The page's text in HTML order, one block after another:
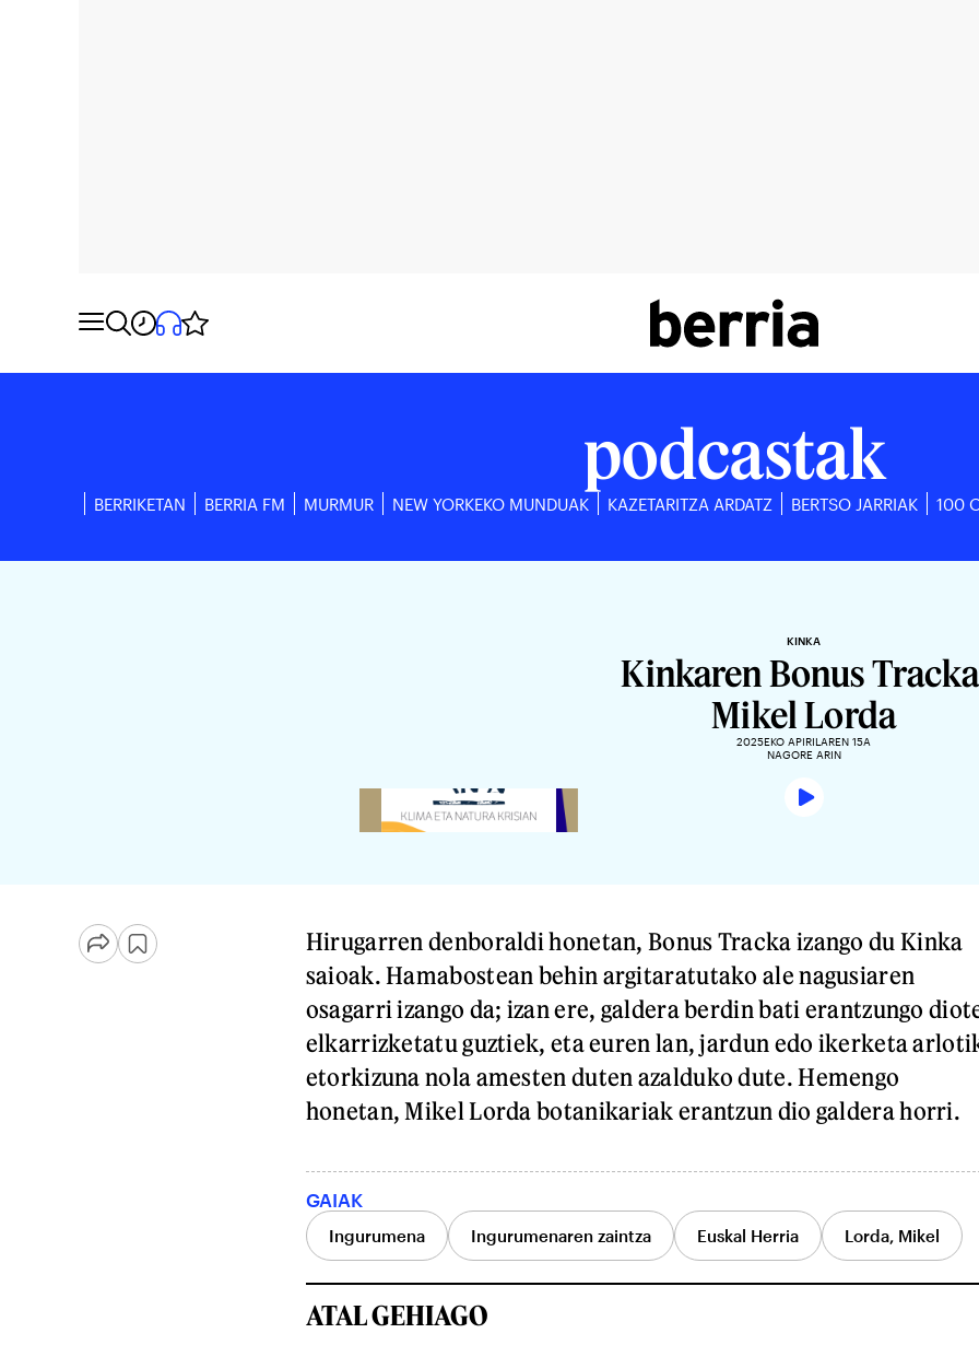
podcastak
BERRIKETAN BERRIA FM MURMUR NEW YORKEKO MUNDUAK KAZETARITZA ARDATZ BERTSO JARRIAK 100
KINKA
Kinkaren Bonus
Mikel Lorda
2025EKO APIRILAREN 15A
NAGORE ARIN
Hirugarren denboraldi honetan, Bonus Tracka izango du Kinka
saioak. Hamabostean behin argitaratutako ale nagusiaren
osagarri izango da; izan ere, galdera berdin bati erantzungo
elkarrizketatu guztiek, eta euren lan, jardun edo ikerketa
etorkizuna nola amesten duten azalduko dute. Hemengo
honetan, Mikel Lorda botanikariak erantzun dio galdera horri.
GAIAK
Ingurumena Ingurumenaren zaintza Euskal Herria Lorda, Mikel
ATAL GEHIAGO